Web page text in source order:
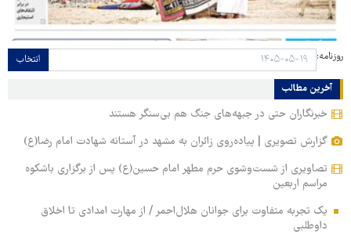
روزنامه: انتخاب
آخرین مطالب
خبرنگاران حتی در جبهه‌های جنگ هم بی‌سنگر هستند
گزارش تصویری | پیاده‌روی زائران به مشهد در آستانه شهادت امام رضا(ع)
تصاویری از شست‌وشوی حرم مطهر امام حسین(ع) پس از برگزاری باشکوه
مراسم اربعین
یک تجربه متفاوت برای جوانان هلال‌احمر / از مهارت امدادی تا اخلاق
داوطلبی